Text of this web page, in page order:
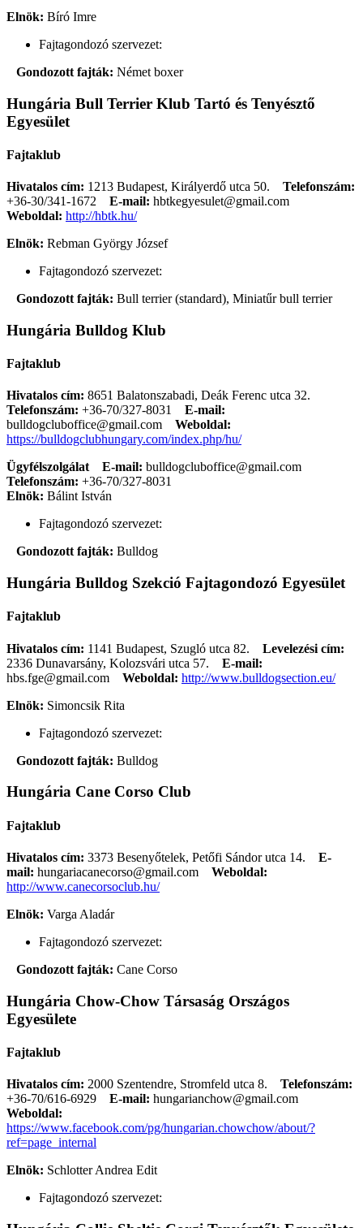
Elnök: Bíró Imre
Fajtagondozó szervezet:
Gondozott fajták: Német boxer
Hungária Bull Terrier Klub Tartó és Tenyésztő
Egyesület
Fajtaklub
Hivatalos cím: 1213 Budapest, Királyerdő utca 50. Telefonszám:
+36-30/341-1672
E-mail: hbtkegyesulet@gmail.com
Weboldal: http://hbtk.hu/
Elnök: Rebman György József
Fajtagondozó szervezet:
Gondozott fajták: Bull terrier (standard), Miniatűr bull terrier
Hungária Bulldog Klub
Fajtaklub
Hivatalos cím: 8651 Balatonszabadi, Deák Ferenc utca 32.
Telefonszám: +36-70/327-8031
E-mail:
bulldogcluboffice@gmail.com
Weboldal:
https://bulldogclubhungary.com/index.php/hu/
Ügyfélszolgálat
E-mail: bulldogcluboffice@gmail.com
Telefonszám: +36-70/327-8031
Elnök: Bálint István
Fajtagondozó szervezet:
Gondozott fajták: Bulldog
Hungária Bulldog Szekció Fajtagondozó Egyesület
Fajtaklub
Hivatalos cím: 1141 Budapest, Szugló utca 82. Levelezési cím:
2336 Dunavarsány, Kolozsvári utca 57.
E-mail:
hbs.fge@gmail.com
Weboldal: http://www.bulldogsection.eu/
Elnök: Simoncsik Rita
Fajtagondozó szervezet:
Gondozott fajták: Bulldog
Hungária Cane Corso Club
Fajtaklub
Hivatalos cím: 3373 Besenyőtelek, Petőfi Sándor utca 14. E-
mail: hungariacanecorso@gmail.com
Weboldal:
http://www.canecorsoclub.hu/
Elnök: Varga Aladár
Fajtagondozó szervezet:
Gondozott fajták: Cane Corso
Hungária Chow-Chow Társaság Országos
Egyesülete
Fajtaklub
Hivatalos cím: 2000 Szentendre, Stromfeld utca 8. Telefonszám:
+36-70/616-6929
E-mail: hungarianchow@gmail.com
Weboldal:
https://www.facebook.com/pg/hungarian.chowchow/about/?
ref=page_internal
Elnök: Schlotter Andrea Edit
Fajtagondozó szervezet: